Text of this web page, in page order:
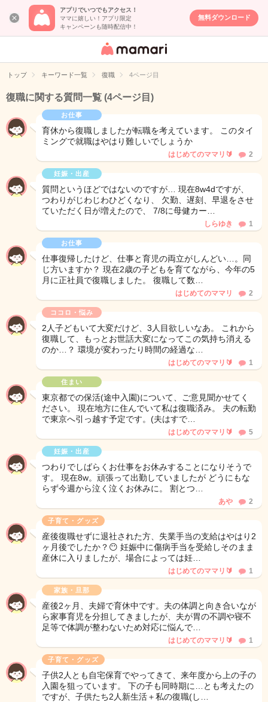
アプリでいつでもアクセス！
ママに嬉しい！アプリ限定
キャンペーンも随時配信中！
無料ダウンロード
女性専用匿名QA
イト
トップ キーワード一覧 復職 4ページ目
復職に関する質問一覧 (4ページ目)
お仕事
育休から復職しましたが転職を考えています。 このタイ
ミングで就職はやはり難しいでしょうか
はじめてのママリ🔰 2
妊娠・出産
質問というほどではないのですが… 現在8w4dですが、
つわりがじわじわひどくなり、 欠勤、遅刻、早退をさせ
ていただく日が増えたので、 7/8に母健カー…
しらゆき 1
お仕事
仕事復帰したけど、仕事と育児の両立がしんどい…。同
じ方いますか？ 現在2歳の子どもを育てながら、今年の5
月に正社員で復職しました。 復職して数…
はじめてのママリ 2
ココロ・悩み
2人子どもいて大変だけど、3人目欲しいなあ。 これから
復職して、もっとお世話大変になってこの気持ち消える
のか…？ 環境が変わったり時間の経過な…
はじめてのママリ🔰 1
住まい
東京都での保活(途中入園)について、ご意見聞かせてく
ださい。 現在地方に住んでいて私は復職済み。 夫の転勤
で東京へ引っ越す予定です。(夫はすで…
はじめてのママリ🔰 5
妊娠・出産
つわりでしばらくお仕事をお休みすることになりそうで
す。 現在8w。頑張って出勤していましたが どうにもな
らず今週から泣く泣くお休みに。 割とつ…
あや 2
子育て・グッズ
産後復職せずに退社された方、失業手当の支給はやはり2
ヶ月後でしたか？😶 妊娠中に傷病手当を受給しそのまま
産休に入りましたが、場合によっては妊…
はじめてのママリ🔰 1
家族・旦那
​産後2ヶ月、夫婦で育休中です。夫の体調と向き合いなが
ら家事育児を分担してきましたが、夫が胃の不調や寝不
足等で体調が整わないため対応に悩んで…
はじめてのママリ🔰 1
子育て・グッズ
子供2人とも自宅保育でやってきて、来年度から上の子の
入園を狙っています。 下の子も同時期に…とも考えたの
ですが、子供たち2人新生活＋私の復職(し…